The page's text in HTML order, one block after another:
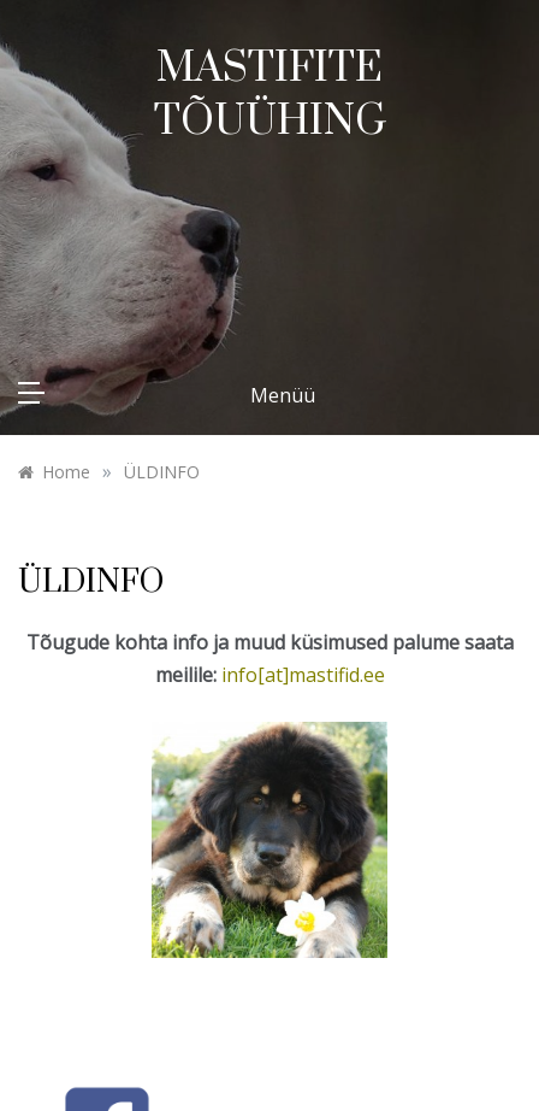
content
MASTIFITE
TÕUÜHING
Menüü
Home » ÜLDINFO
ÜLDINFO
Tõugude kohta info ja muud küsimused palume saata
meilile: info[at]mastifid.ee